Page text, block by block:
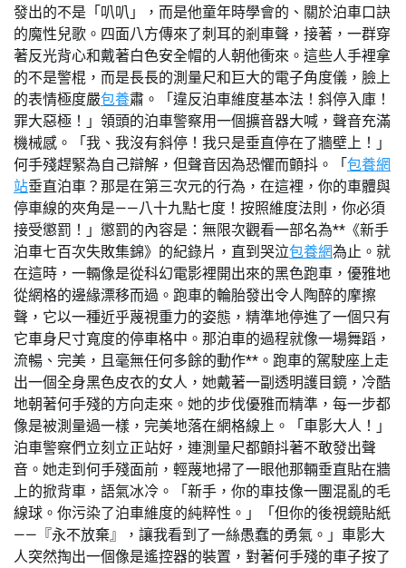
發出的不是「叭叭」，而是他童年時學會的、關於泊車口訣
的魔性兒歌。四面八方傳來了刺耳的剎車聲，接著，一群穿
著反光背心和戴著白色安全帽的人朝他衝來。這些人手裡拿
的不是警棍，而是長長的測量尺和巨大的電子角度儀，臉上
的表情極度嚴包養肅。「違反泊車維度基本法！斜停入庫！
罪大惡極！」領頭的泊車警察用一個擴音器大喊，聲音充滿
機械感。「我、我沒有斜停！我只是垂直停在了牆壁上！」
何手殘趕緊為自己辯解，但聲音因為恐懼而顫抖。「包養網
站垂直泊車？那是在第三次元的行為，在這裡，你的車體與
停車線的夾角是——八十九點七度！按照維度法則，你必須
接受懲罰！」懲罰的內容是：無限次觀看一部名為**《新手
泊車七百次失敗集錦》的紀錄片，直到哭泣包養網為止。就
在這時，一輛像是從科幻電影裡開出來的黑色跑車，優雅地
從網格的邊緣漂移而過。跑車的輪胎發出令人陶醉的摩擦
聲，它以一種近乎蔑視重力的姿態，精準地停進了一個只有
它車身尺寸寬度的停車格中。那泊車的過程就像一場舞蹈，
流暢、完美，且毫無任何多餘的動作**。跑車的駕駛座上走
出一個全身黑色皮衣的女人，她戴著一副透明護目鏡，冷酷
地朝著何手殘的方向走來。她的步伐優雅而精準，每一步都
像是被測量過一樣，完美地落在網格線上。「車影大人！」
泊車警察們立刻立正站好，連測量尺都顫抖著不敢發出聲
音。她走到何手殘面前，輕蔑地掃了一眼他那輛垂直貼在牆
上的掀背車，語氣冰冷。「新手，你的車技像一團混亂的毛
線球。你污染了泊車維度的純粹性。」「但你的後視鏡貼紙
——『永不放棄』，讓我看到了一絲愚蠢的勇氣。」車影大
人突然掏出一個像是遙控器的裝置，對著何手殘的車子按了